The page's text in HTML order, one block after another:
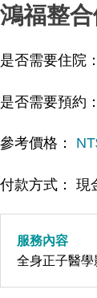
鴻福整
是否需要住院
是否需要預約
參考價格：
付款方式： 現
服務內容
全身正子醫學